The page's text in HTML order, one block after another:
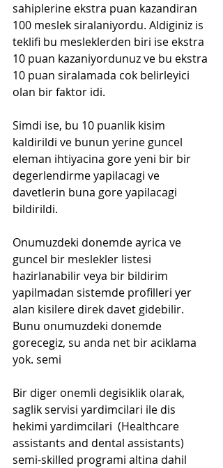
sahiplerine ekstra puan kazandiran
100 meslek siralaniyordu. Aldiginiz is
teklifi bu mesleklerden biri ise ekstra
10 puan kazaniyordunuz ve bu ekstra
10 puan siralamada cok belirleyici
olan bir faktor idi.
Simdi ise, bu 10 puanlik kisim
kaldirildi ve bunun yerine guncel
eleman ihtiyacina gore yeni bir bir
degerlendirme yapilacagi ve
davetlerin buna gore yapilacagi
bildirildi.
Onumuzdeki donemde ayrica ve
guncel bir meslekler listesi
hazirlanabilir veya bir bildirim
yapilmadan sistemde profilleri yer
alan kisilere direk davet gidebilir.
Bunu onumuzdeki donemde
gorecegiz, su anda net bir aciklama
yok. semi
Bir diger onemli degisiklik olarak,
saglik servisi yardimcilari ile dis
hekimi yardimcilari (Healthcare
assistants and dental assistants)
semi-skilled programi altina dahil